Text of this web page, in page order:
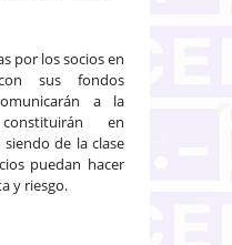
por los socios en
sus fondos
a la
en
de la clase
puedan hacer
y riesgo.